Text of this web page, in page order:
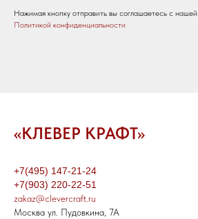
Нажимая кнопку отправить вы соглашаетесь с нашей
Политикой конфиденциальности
«КЛЕВЕР КРАФТ»
+7(495) 147-21-24
+7(903) 220-22-51
zakaz@clevercraft.ru
Москва ул. Пудовкина, 7А